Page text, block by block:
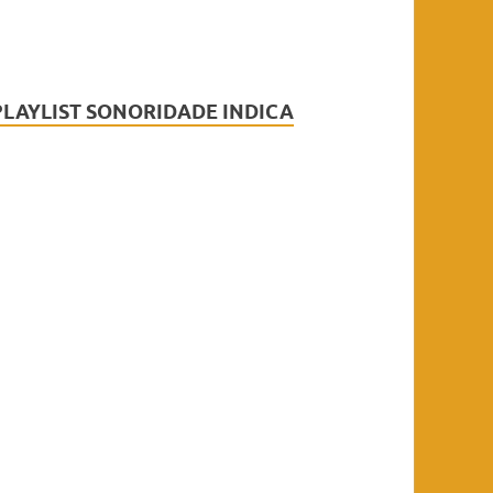
SONORIDADE INDICA